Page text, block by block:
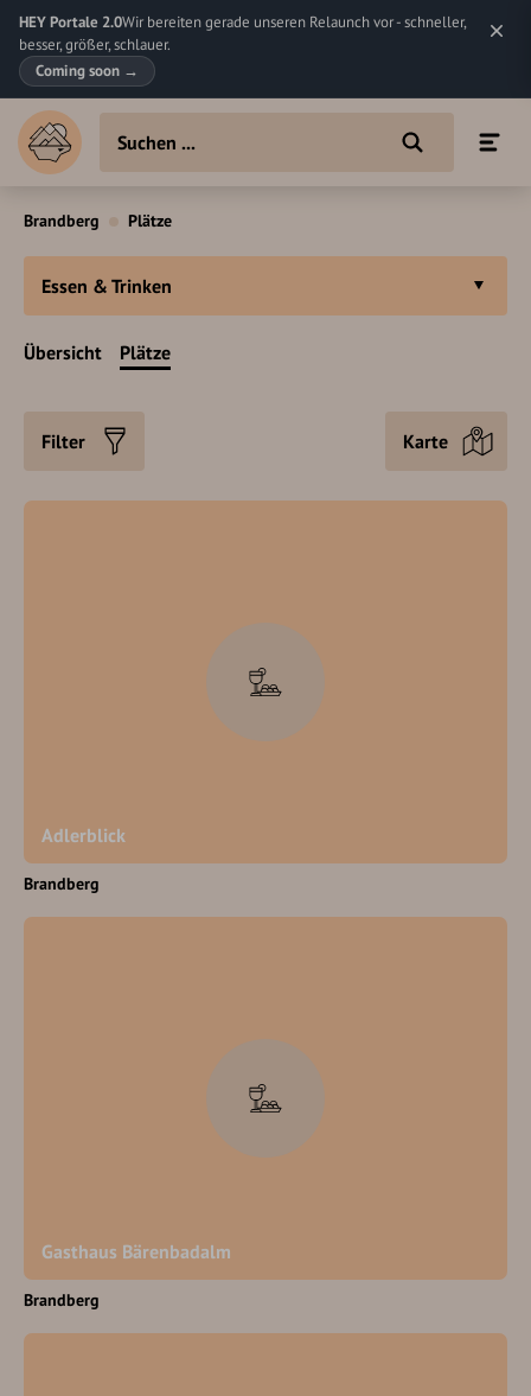
HEY Portale 2.0Wir bereiten gerade unseren Relaunch vor - schneller,
besser, größer, schlauer.
Coming soon →
Brandberg Plätze
Essen & Trinken
Übersicht Plätze
Filter Karte
Adlerblick
Brandberg
Gasthaus Bärenbadalm
Brandberg